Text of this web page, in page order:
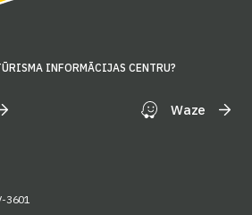
INFORMĀCIJAS CENTRU?
Waze
3601